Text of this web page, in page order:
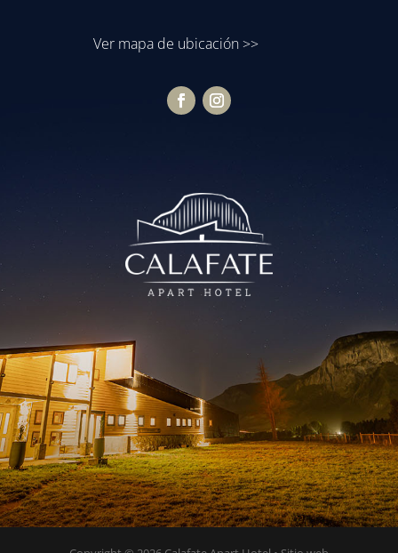
Ver mapa de ubicación >>